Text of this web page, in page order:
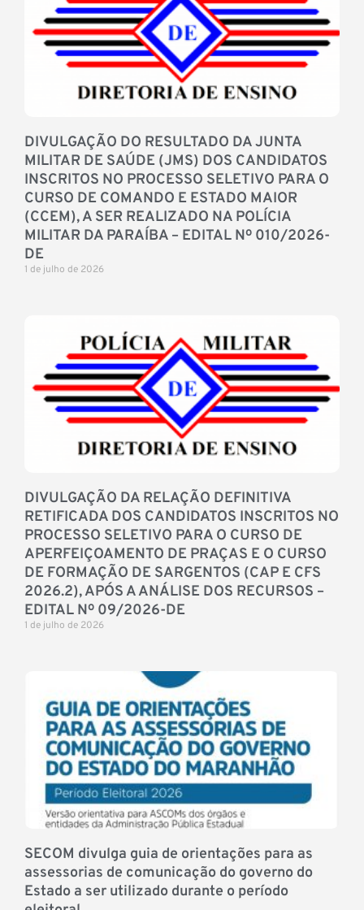
DIVULGAÇÃO DO RESULTADO DA JUNTA
MILITAR DE SAÚDE (JMS) DOS CANDIDATOS
INSCRITOS NO PROCESSO SELETIVO PARA O
CURSO DE COMANDO E ESTADO MAIOR
(CCEM), A SER REALIZADO NA POLÍCIA
MILITAR DA PARAÍBA – EDITAL Nº 010/2026-
DE
1 de julho de 2026
DIVULGAÇÃO DA RELAÇÃO DEFINITIVA
RETIFICADA DOS CANDIDATOS INSCRITOS NO
PROCESSO SELETIVO PARA O CURSO DE
APERFEIÇOAMENTO DE PRAÇAS E O CURSO
DE FORMAÇÃO DE SARGENTOS (CAP E CFS
2026.2), APÓS A ANÁLISE DOS RECURSOS –
EDITAL Nº 09/2026-DE
1 de julho de 2026
SECOM divulga guia de orientações para as
assessorias de comunicação do governo do
Estado a ser utilizado durante o período